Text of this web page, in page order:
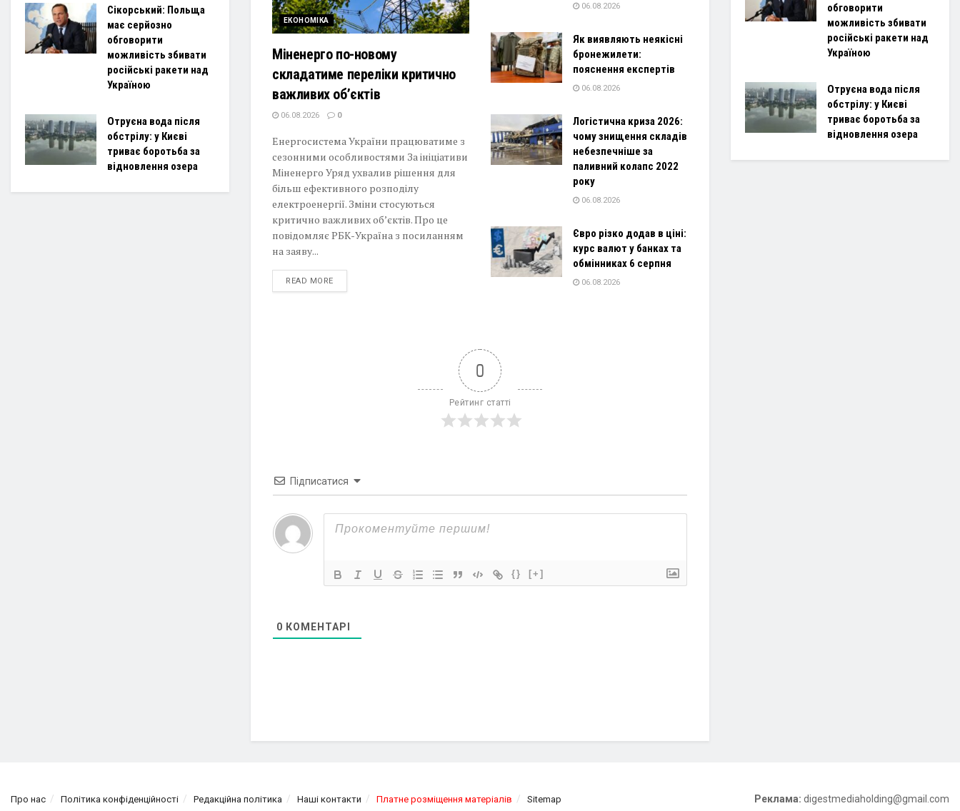
ЕКОНОМІКА
Міненерго по-новому
складатиме переліки критично
важливих об’єктів
06.08.2026 0
Енергосистема України працюватиме з
сезонними особливостями За ініціативи
Міненерго Уряд ухвалив рішення для
більш ефективного розподілу
електроенергії. Зміни стосуються
критично важливих об’єктів. Про це
повідомляє РБК-Україна з посиланням
на заяву...
READ MOREDETAILS
06.08.2026
Як виявляють неякісні
бронежилети:
пояснення експертів
06.08.2026
Логістична криза 2026:
чому знищення складів
небезпечніше за
паливний колапс 2022
року
06.08.2026
Євро різко додав в ціні:
курс валют у банках та
обмінниках 6 серпня
06.08.2026
0
Рейтинг статті
Підписатися
{} [+]
0 КОМЕНТАРІ
Сікорський: Польща
має серйозно
обговорити
можливість збивати
російські ракети над
Україною
Отруєна вода після
обстрілу: у Києві
триває боротьба за
відновлення озера
обговорити
можливість збивати
російські ракети над
Україною
Отруєна вода після
обстрілу: у Києві
триває боротьба за
відновлення озера
Про нас Політика конфіденційності Редакційна політика Наші контакти Платне розміщення матеріалів Sitemap Реклама: digestmediaholding@gmail.com